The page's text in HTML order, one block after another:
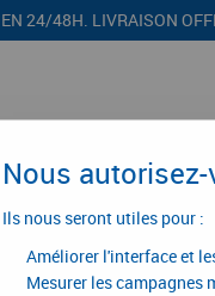
24/48H. LIVRAISON
Nous
Ils nous seront utiles pour :
Améliorer l'interface et
Mesurer les campagnes